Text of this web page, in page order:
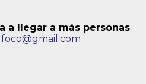
a llegar a más personas: